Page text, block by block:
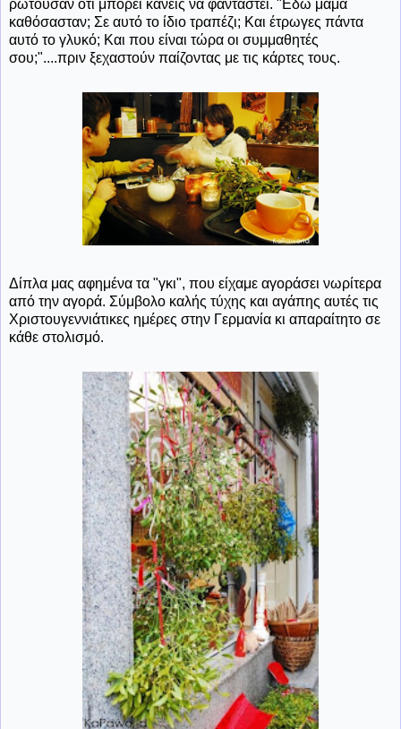
ρωτούσαν ότι μπορεί κανείς να φανταστεί. "Εδώ μαμά
καθόσασταν; Σε αυτό το ίδιο τραπέζι; Και έτρωγες πάντα
αυτό το γλυκό; Και που είναι τώρα οι συμμαθητές
σου;"....πριν ξεχαστούν παίζοντας με τις κάρτες τους.
Δίπλα μας αφημένα τα "γκι", που είχαμε αγοράσει νωρίτερα
από την αγορά. Σύμβολο καλής τύχης και αγάπης αυτές τις
Χριστουγεννιάτικες ημέρες στην Γερμανία κι απαραίτητο σε
κάθε στολισμό.